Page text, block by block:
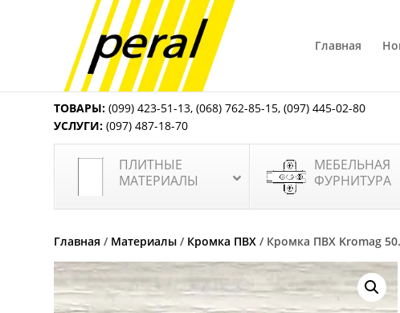
Главная
ТОВАРЫ: (099) 423-51-13,(068) 762-85-15,(097) 445-02-80
УСЛУГИ: (097) 487-18-70
ПЛИТНЫЕ
МАТЕРИАЛЫ
МЕБЕЛЬНАЯ
ФУРНИТУРА
Главная / Материалы / Кромка ПВХ / Кромка ПВХ Kromag